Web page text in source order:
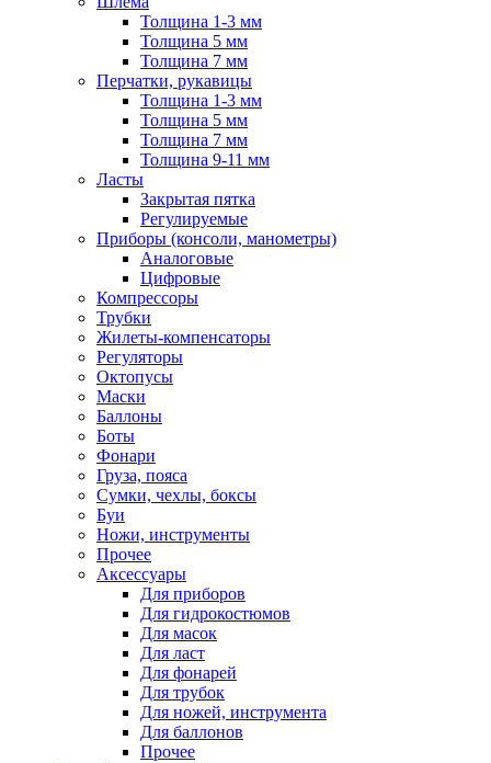
Толщина 1-3 мм
Толщина 5 мм
Толщина 7 мм
Перчатки, рукавицы
Толщина 1-3 мм
Толщина 5 мм
Толщина 7 мм
Толщина 9-11 мм
Ласты
Закрытая пятка
Регулируемые
Приборы (консоли, манометры)
Аналоговые
Цифровые
Компрессоры
Трубки
Жилеты-компенсаторы
Регуляторы
Октопусы
Маски
Баллоны
Боты
Фонари
Груза, пояса
Сумки, чехлы, боксы
Буи
Ножи, инструменты
Прочее
Аксессуары
Для приборов
Для гидрокостюмов
Для масок
Для ласт
Для фонарей
Для трубок
Для ножей, инструмента
Для баллонов
Прочее